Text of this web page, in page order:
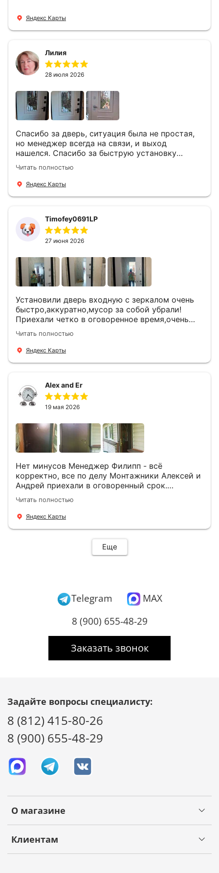
Яндекс Карты
Лилия
28 июля 2026
Спасибо за дверь, ситуация была не простая,
но менеджер всегда на связи, и выход
нашелся. Спасибо за быструю установку
Роману, один и привёз, и установил. Надеюсь,
что дверь нам долго послужит
Читать полностью
Яндекс Карты
Timofey0691LP
27 июня 2026
Установили дверь входную с зеркалом очень
быстро,аккуратно,мусор за собой убрали!
Приехали четко в оговоренное время,очень
вежливые,деликатные рабочие .Все
понравилось и дверь ,и работа и цена!
Читать полностью
Яндекс Карты
Alex and Er
19 мая 2026
Нет минусов Менеджер Филипп - всё
корректно, все по делу Монтажники Алексей и
Андрей приехали в оговоренный срок.
Демонтировали старую дверь и установили
новую буквально за час Быстро и качественно
+ нормальные цены Всем большое спасибо
Читать полностью
Яндекс Карты
Еще
Telegram
MAX
8 (900) 655-48-29
Заказать звонок
О магазине
Клиентам
Задайте вопросы специалисту:
8 (812) 415-80-26
8 (900) 655-48-29